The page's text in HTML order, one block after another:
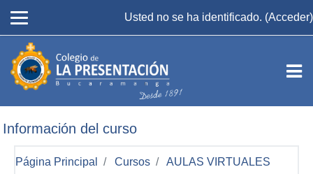
Usted no se ha identificado. (Acceder)
Información del curso
Página Principal Cursos AULAS VIRTUALES